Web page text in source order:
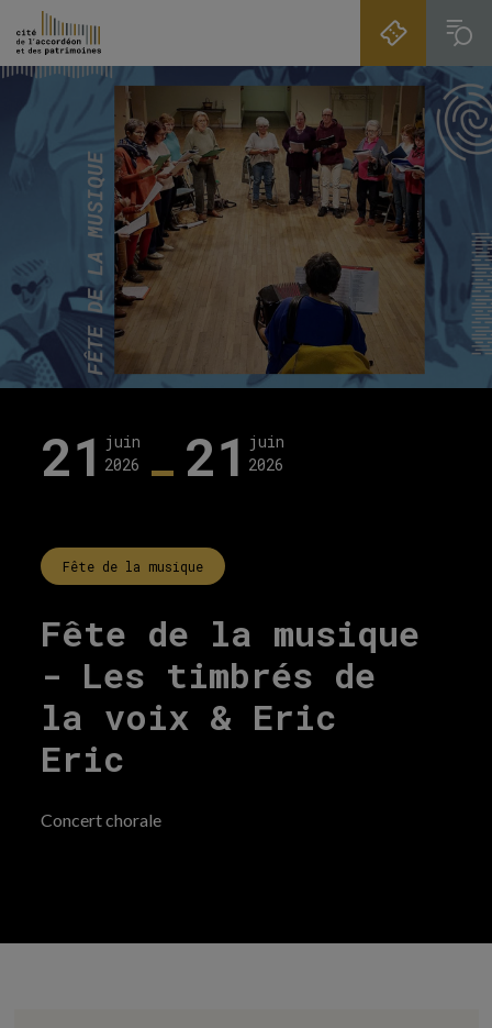
Skip to main navigation
Aller au contenu principal
Skip to search
21 juin
2026
21 juin
2026
Fête de la musique
Fête de la musique
- Les timbrés de
la voix & Eric
Eric
Concert chorale